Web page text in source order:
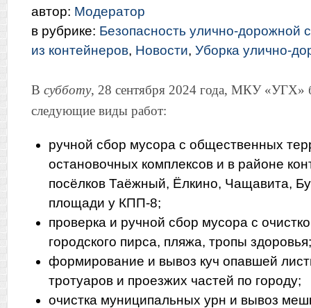
автор: Модератор
в рубрике: Безопасность улично-дорожной
из контейнеров, Новости, Уборка улично-
В субботу, 28 сентября 2024 года, МКУ «УГХ»
следующие виды работ:
ручной сбор мусора с общественных
остановочных комплексов и в районе
посёлков Таёжный, Ёлкино, Чащавита,
площади у КПП-8;
проверка и ручной сбор мусора с
городского пирса, пляжа, тропы здоровья;
формирование и вывоз куч опавшей
тротуаров и проезжих частей по городу;
очистка муниципальных урн и вывоз